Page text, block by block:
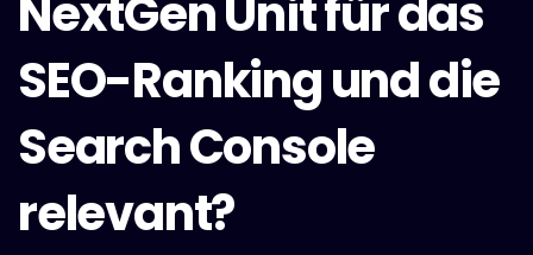
NextGen Unit für das
SEO-Ranking und die
Search Console
relevant?